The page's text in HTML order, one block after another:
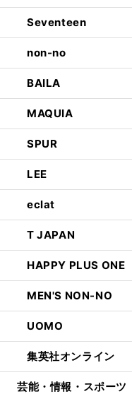
Seventeen
non-no
BAILA
MAQUIA
SPUR
LEE
eclat
T JAPAN
HAPPY PLUS ONE
MEN'S NON-NO
UOMO
集英社オンライン
芸能・情報・スポーツ